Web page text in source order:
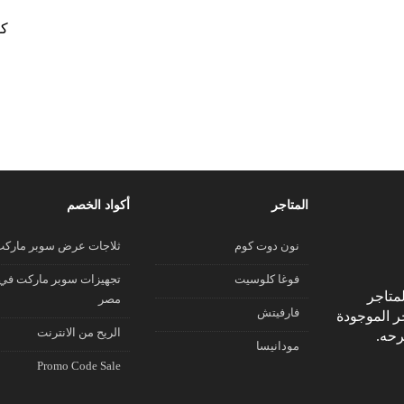
الموجودة
المتاجر
نون دوت كوم
فوغا كلوسيت
فارفيتش
مودانيسا
أكواد الخصم
ثلاجات عرض سوبر
تجهيزات سوبر ماركت في
مصر
الريح من الانترنت
Promo Code Sale